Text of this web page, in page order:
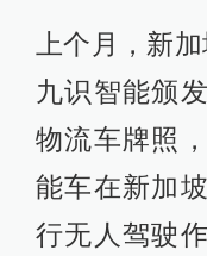
上个月，新
九识智能颁
物流车牌照
能车在新加
行无人驾驶